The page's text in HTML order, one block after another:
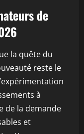
de
la quête du
reste le
à
de la demande
et